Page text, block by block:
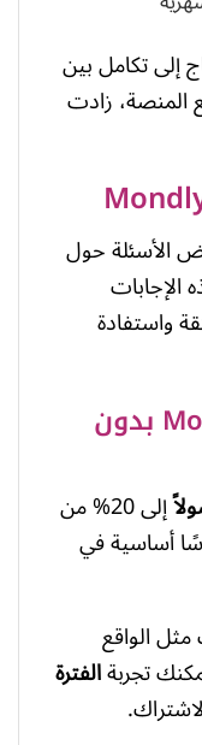
إلى تكامل بين
المنصة، زادت
الأسئلة حول
الإجابات
واستفادة
هل يمكن استخدام Mondly بدون
إلى 20% من
أساسية في
الواقع
تجربةالفترة